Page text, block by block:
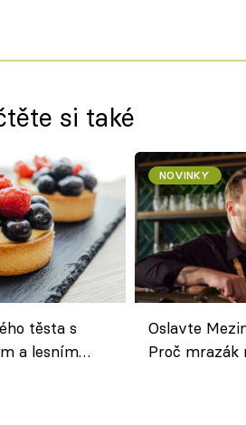
si také
těsta s
a lesním
NOVINKY
Oslavte
Proč